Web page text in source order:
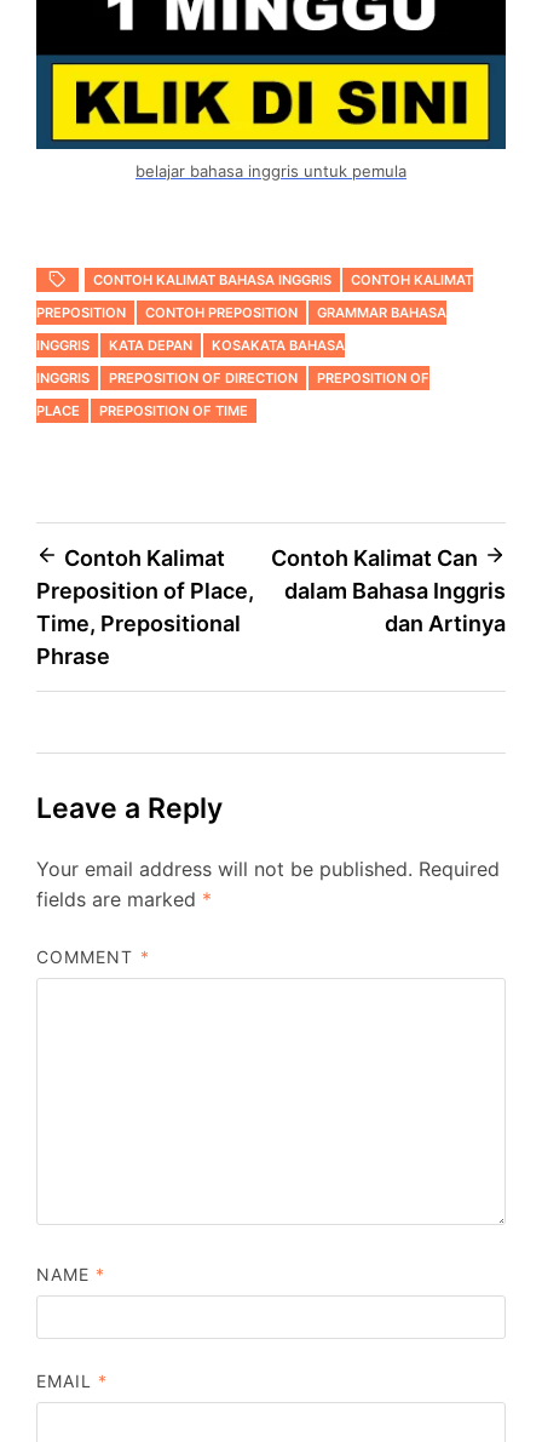
belajar bahasa inggris untuk pemula
CONTOH KALIMAT BAHASA INGGRIS
CONTOH KALIMAT
PREPOSITION
CONTOH PREPOSITION
GRAMMAR BAHASA
INGGRIS
KATA DEPAN
KOSAKATA BAHASA
INGGRIS
PREPOSITION OF DIRECTION
PREPOSITION OF
PLACE
PREPOSITION OF TIME
Post
navigation
Contoh Kalimat
Preposition of Place,
Time, Prepositional
Phrase
Contoh Kalimat Can
dalam Bahasa Inggris
dan Artinya
Leave a Reply
Your email address will not be published. Required
fields are marked *
COMMENT *
NAME *
EMAIL *